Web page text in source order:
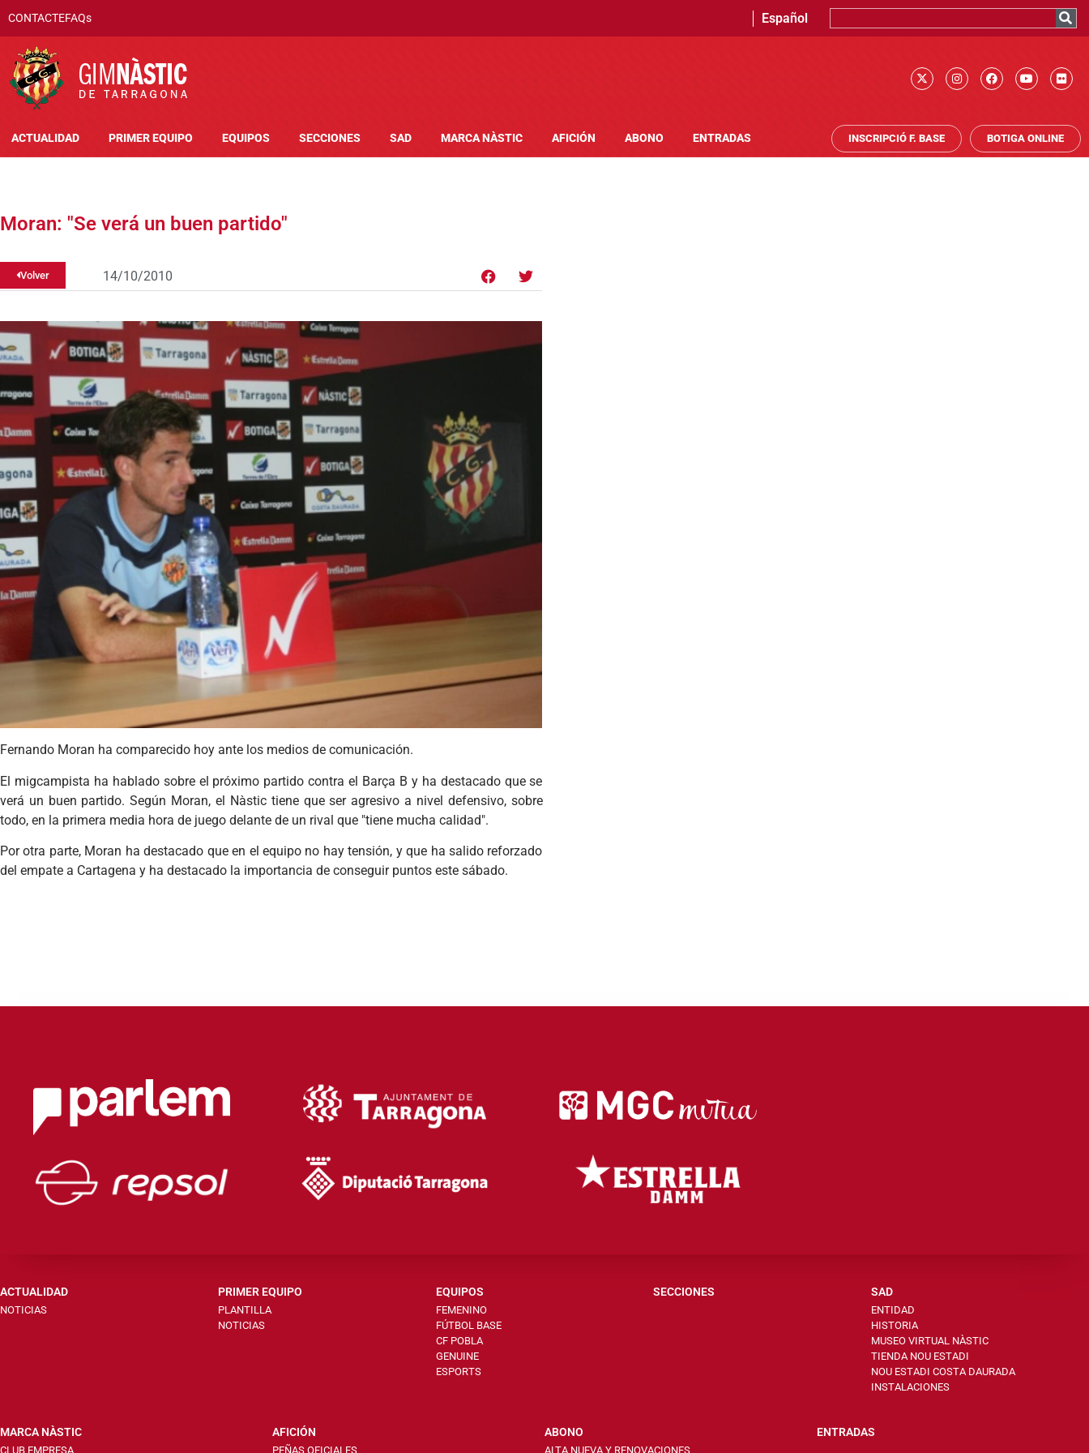
CONTACTEFAQs Español
ACTUALIDAD PRIMER EQUIPO EQUIPOS SECCIONES SAD MARCA NÀSTIC AFICIÓN ABONO ENTRADAS INSCRIPCIÓ F. BASE BOTIGA ONLINE
Moran: "Se verá un buen partido"
Volver 14/10/2010
Fernando Moran ha comparecido hoy ante los medios de comunicación.
El migcampista ha hablado sobre el próximo partido contra el Barça B y ha destacado que se
verá un buen partido. Según Moran, el Nàstictiene que ser agresivo a nivel defensivo, sobre
todo, en la primera media hora de juego delante de un rival que "tiene mucha calidad".
Por otra parte, Moran ha destacado que en el equipo no hay tensión, y que ha salido reforzado
del empate a Cartagena y ha destacado la importancia de conseguir puntos este sábado.
ACTUALIDAD
NOTICIAS
PRIMER EQUIPO
PLANTILLA
NOTICIAS
EQUIPOS
FEMENINO
FÚTBOL BASE
CF POBLA
GENUINE
ESPORTS
SECCIONES SAD
ENTIDAD
HISTORIA
MUSEO VIRTUAL NÀSTIC
TIENDA NOU ESTADI
NOU ESTADI COSTA DAURADA
INSTALACIONES
MARCA NÀSTIC
CLUB EMPRESA
AFICIÓN
PEÑAS OFICIALES
ABONO
ALTA NUEVA Y RENOVACIONES
ENTRADAS